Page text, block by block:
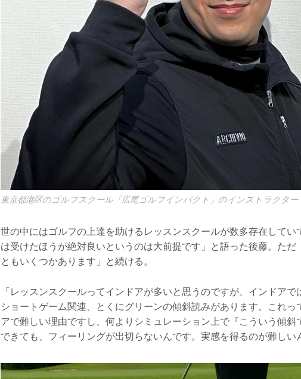
東京都港区のゴルフスクール「広尾ゴルフインパクト」のインストラクター
世の中にはゴルフの上達を助けるレッスンスクールが数多存在してい
は受けたほうが絶対良いというのは大前提です」と語った後藤。ただ
ともいくつかあります」と続ける。
「レッスンスクールってインドアが多いと思うのですが、インドアで
ショートゲーム関連、とくにグリーンの傾斜読みがあります。これっ
アで難しい理由ですし、何よりシミュレーション上で『こういう傾斜
できても、フィーリングが出切らないんです。実感を得るのが難しい